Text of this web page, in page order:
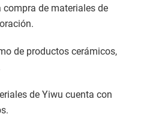
de materiales de
de productos cerámicos,
de Yiwu cuenta con